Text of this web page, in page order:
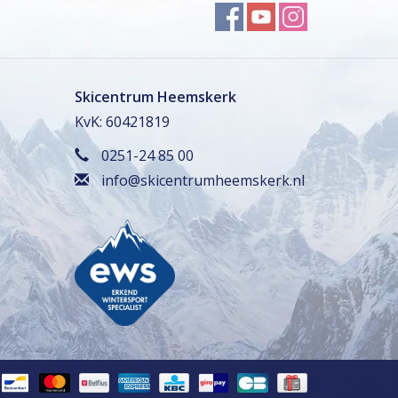
Skicentrum Heemskerk
KvK: 60421819
0251-24 85 00
info@skicentrumheemskerk.nl